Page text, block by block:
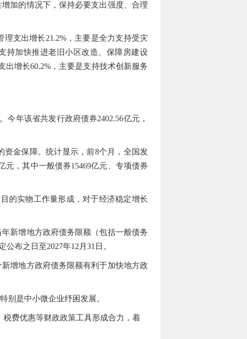
加的情况下，保持必要支出强度、合理
支出增长21.2%，主要是全力支持受灾
持加快推进老旧小区改造、保障房建设
增长60.2%，主要是支持技术创新服务
年该省共发行政府债券2402.56亿元，
金保障。统计显示，前8个月，全国发
元，其中一般债券15469亿元、专项债券
的实物工作量形成，对于经济稳定增长
新增地方政府债务限额（包括一般债务
布之日至2027年12月31日。
增地方政府债务限额有利于加快地方政
是中小微企业纾困发展。
费优惠等财政政策工具形成合力，着